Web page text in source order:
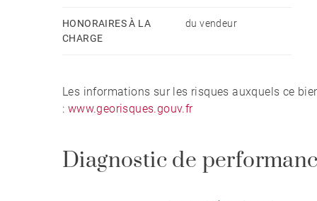
HONORAIRES À LA
CHARGE
du vendeur
Les informations sur les risques auxquels ce
: www.georisques.gouv.fr
Diagnostic de